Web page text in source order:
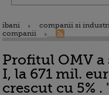
ibani
companii si
companii
Profitul OMV a
I, la 671 mil.
crescut cu 5%